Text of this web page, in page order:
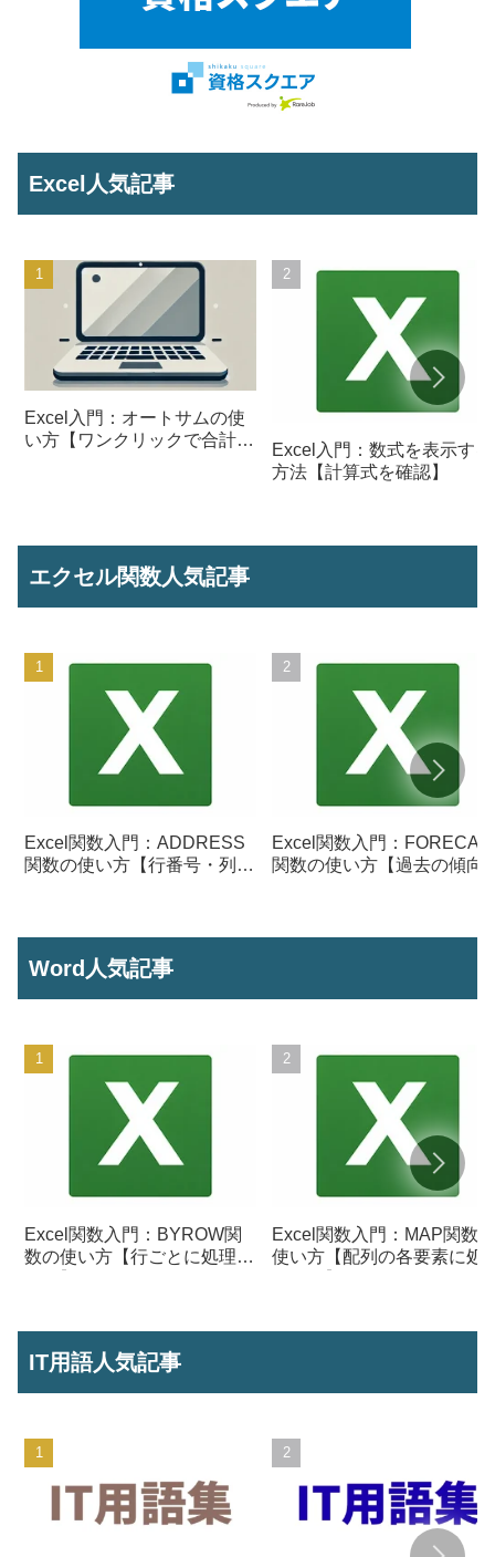
Excel人気記事
Excel入門：オートサムの使
い方【ワンクリックで合計を
Excel入門：数式を表示する
方法【計算式を確認】
エクセル関数人気記事
Excel関数入門：ADDRESS
関数の使い方【行番号・列番
Excel関数入門：
関数の使い方【過去の傾向
Word人気記事
Excel関数入門：BYROW関
数の使い方【行ごとに処理を
Excel関数入門：MAP関数の
使い方【配列の各要素に処
IT用語人気記事